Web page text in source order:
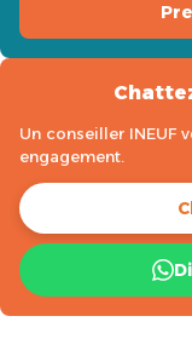
Un conseiller INEUF
engagement.